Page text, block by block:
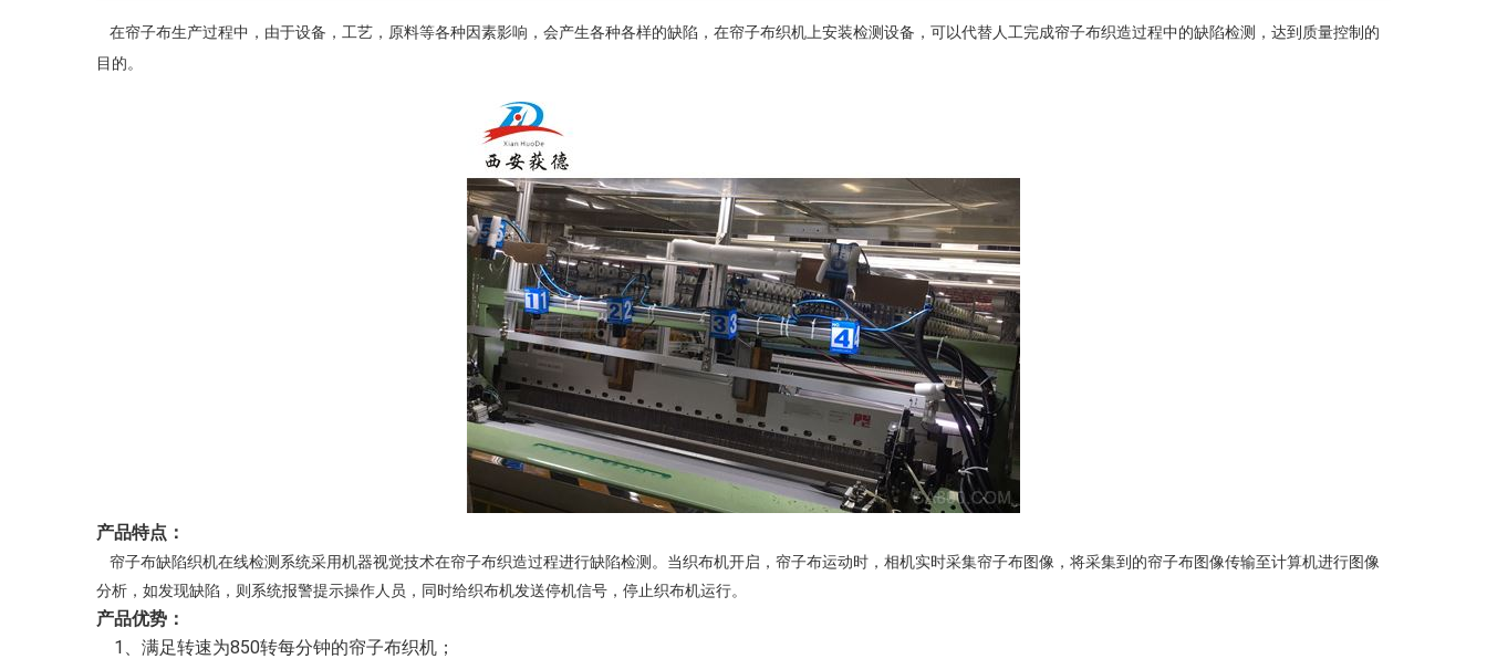
在帘子布生产过程中，由于设备，工艺，原料等各种因素影响，会产生各种各样的缺陷，在帘子布织机上安装检测设备，可以代替人工完成帘子布织造过程中的缺陷检测 ，达到质量控制的
目的。
产品特点：
帘子布缺陷织机在线检测系统采用机器视觉技术在帘子布织造过程进行缺陷检测。当织布机开启，帘子布运动时，相机实时采集帘子布图像，将采集到的帘子布图像传输至计算机进行图像
分析，如发现缺陷，则系统报警提示操作人员，同时给织布机发送停机信号，停止织布机运行。
产品优势：
1、满足转速为850转每分钟的帘子布织机；